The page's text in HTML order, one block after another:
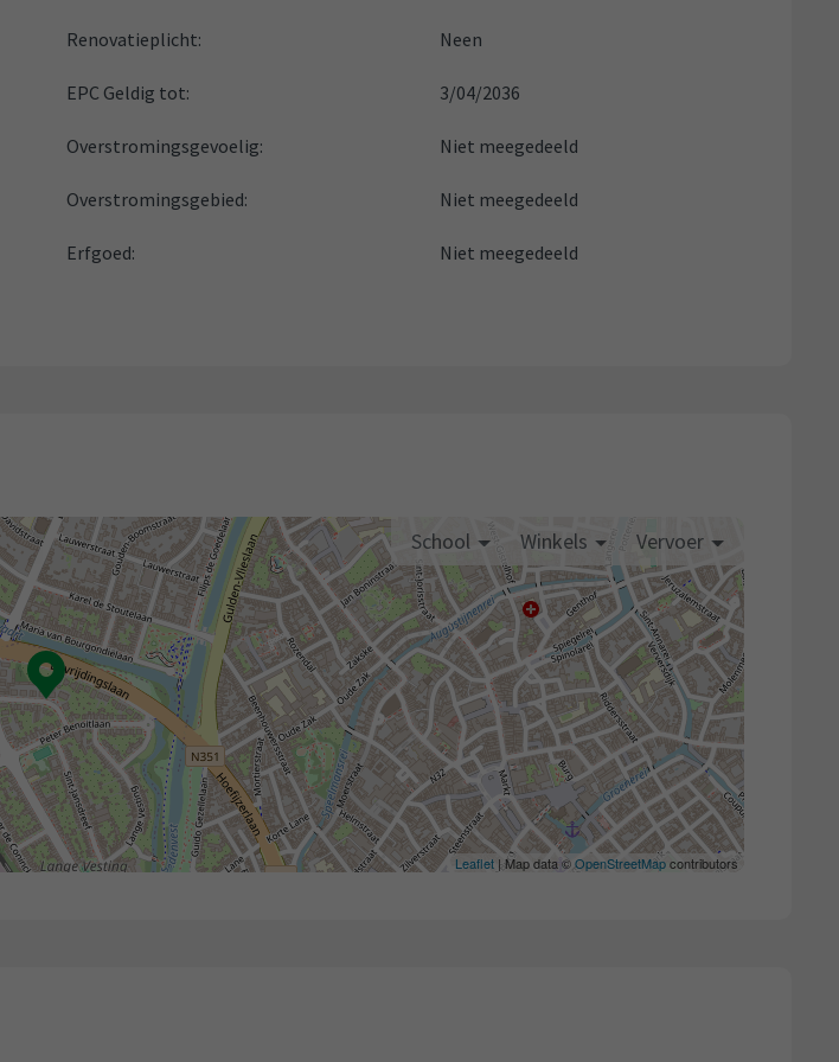
Renovatieplicht: Neen
EPC Geldig tot: 3/04/2036
Overstromingsgevoelig: Niet meegedeeld
Overstromingsgebied: Niet meegedeeld
Erfgoed: Niet meegedeeld
Leaflet | Map data ©OpenStreetMapcontributors
School Winkels Vervoer